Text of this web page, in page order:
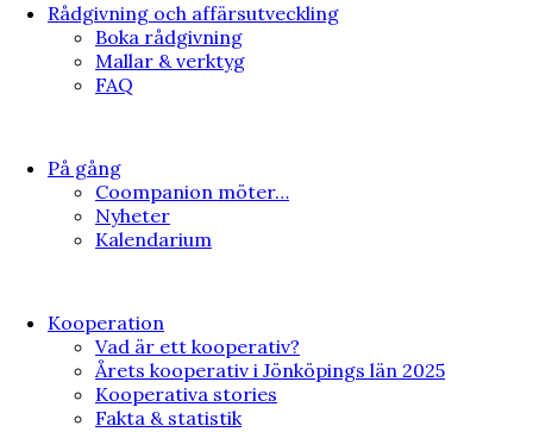
Rådgivning och affärsutveckling
Boka rådgivning
Mallar & verktyg
FAQ
På gång
Coompanion möter…
Nyheter
Kalendarium
Kooperation
Vad är ett kooperativ?
Årets kooperativ i Jönköpings län 2025
Kooperativa stories
Fakta & statistik